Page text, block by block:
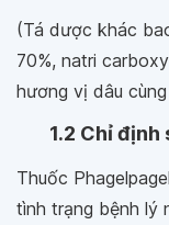
(Tá dược khác
70%, natri
hương vị dâu
1.2 Chỉ
Thuốc
tình trạng bệnh lý